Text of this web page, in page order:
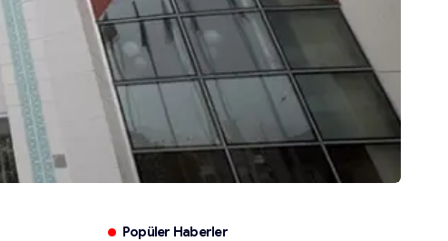
Popüler Haberler